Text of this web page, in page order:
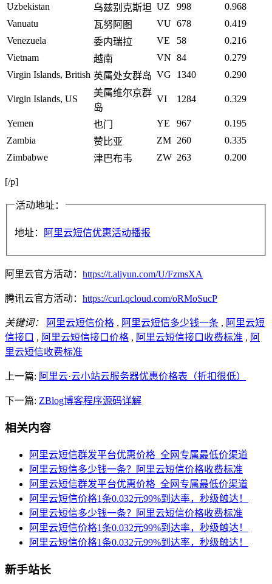
Uzbekistan
乌兹别克斯坦 UZ 998
0.968
Vanuatu
瓦努阿图 VU 678
0.419
Venezuela
委内瑞拉 VE 58
0.216
Vietnam
越南 VN 84
0.279
Virgin Islands, British 英属处女群岛 VG 1340 0.290
Virgin Islands, US
美属维尔京群
岛
VI 1284 0.329
Yemen 也门 YE 967
0.195
Zambia
赞比亚 ZM 260
0.335
Zimbabwe
津巴布韦 ZW 263 0.200
[/p]
活动地址：
地址： 阿里云短信优惠活动播报
阿里云官方活动： https://t.aliyun.com/U/FzmsXA
腾讯云官方活动： https://curl.qcloud.com/oRMoSucP
关键词： 阿里云短信价格 , 阿里云短信多少钱一条 , 阿里云短
信接口 , 阿里云短信接口价格 , 阿里云短信接口收费标准 , 阿
里云短信收费标准
上一篇: 阿里云·云小站云服务器优惠价格表（折扣很低）
下一篇: ZBlog博客程序源码详解
相关内容
阿里云短信群发平台优惠价格_全网专属最低价渠道
阿里云短信多少钱一条？阿里云短信价格收费标准
阿里云短信群发平台优惠价格_全网专属最低价渠道
阿里云短信价格1条0.032元99%到达率，秒级触达！
阿里云短信多少钱一条？阿里云短信价格收费标准
阿里云短信价格1条0.032元99%到达率，秒级触达！
阿里云短信价格1条0.032元99%到达率，秒级触达！
新手站长